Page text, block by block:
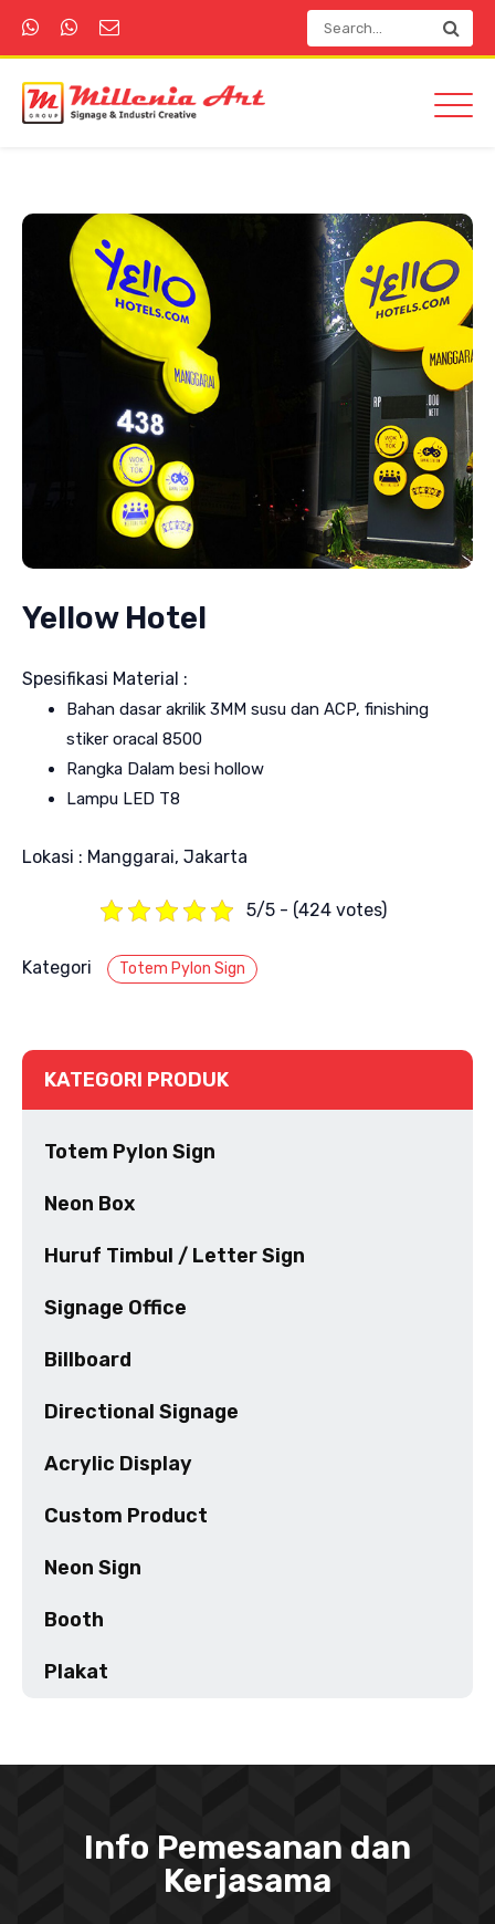
Yellow Hotel
Spesifikasi Material :
Bahan dasar akrilik 3MM susu dan ACP, finishing
stiker oracal 8500
Rangka Dalam besi hollow
Lampu LED T8
Lokasi : Manggarai, Jakarta
5/5 - (424 votes)
Kategori Totem Pylon Sign
KATEGORI PRODUK
Totem Pylon Sign
Neon Box
Huruf Timbul / Letter Sign
Signage Office
Billboard
Directional Signage
Acrylic Display
Custom Product
Neon Sign
Booth
Plakat
Info Pemesanan dan
Kerjasama